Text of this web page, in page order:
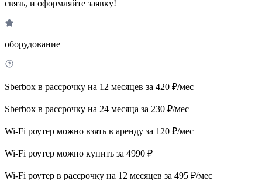
связь, и оформляйте заявку!
оборудование
Sberbox в рассрочку на 12 месяцев за 420 ₽/мес
Sberbox в рассрочку на 24 месяца за 230 ₽/мес
Wi-Fi роутер можно взять в аренду за 120 ₽/мес
Wi-Fi роутер можно купить за 4990 ₽
Wi-Fi роутер в рассрочку на 12 месяцев за 495 ₽/мес